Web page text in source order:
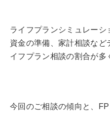
ライフプランシミュレー
資金の準備、家計相談など
イフプラン相談の割合が多
今回のご相談の傾向と、